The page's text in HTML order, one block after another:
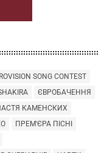
SONG CONTEST
ЄВРОБАЧЕННЯ
КАМЕНСКИХ
ПРЕМ'ЄРА ПІСНІ